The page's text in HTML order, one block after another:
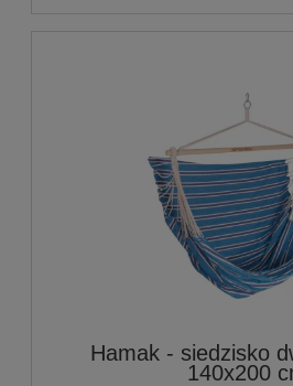
Hamak - siedzisko
140x200